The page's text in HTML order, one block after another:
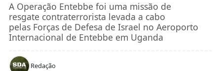
A Operação Entebbe foi uma missão de
resgate contraterrorista levada a cabo
pelas Forças de Defesa de Israel no Aeroporto
Internacional de Entebbe em Uganda
Redação